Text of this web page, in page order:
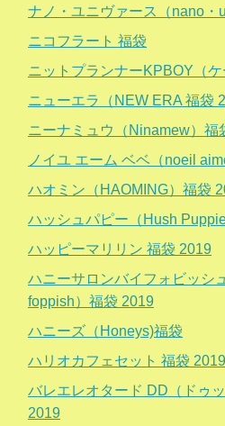
ナノ・ユニヴァース（nano・
ニコフラート 福袋
ニットプランナーKPBOY（
ニューエラ（NEW ERA 福袋
ニーナミュウ（Ninamew）福
ノイユ エーム ベベ（noeil
ハオミン（HAOMING）福袋
ハッシュパピー（Hush
ハッピーマリリン 福袋 2019
ハニーサロンバイフォビッシ
foppish）福袋 2019
ハニーズ（Honeys)福袋
ハリオカフェセット 福袋 2019
バレエレオタード DD（ドゥ
2019